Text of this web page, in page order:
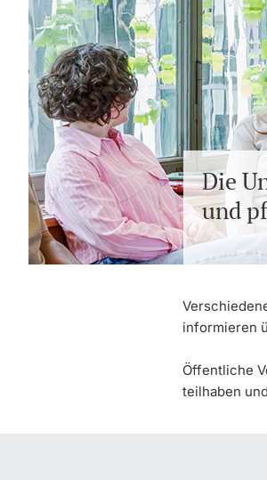
Die
und
informieren
Öffentliche
teilhaben